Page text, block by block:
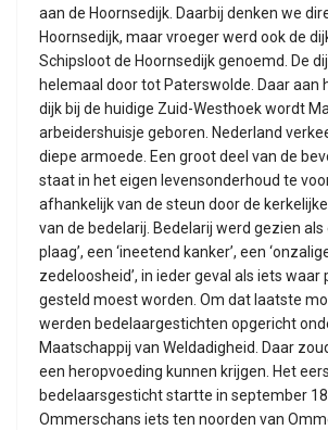
aan de Hoornsedijk. Daarbij denken we
Hoornsedijk, maar vroeger werd ook de
Schipsloot de Hoornsedijk genoemd. De
helemaal door tot Paterswolde. Daar aan
dijk bij de huidige Zuid-Westhoek wordt
arbeidershuisje geboren. Nederland
diepe armoede. Een groot deel van de
staat in het eigen levensonderhoud te
afhankelijk van de steun door de
van de bedelarij. Bedelarij werd gezien als
plaag’, een ‘ineetend kanker’, een
zedeloosheid’, in ieder geval als iets waar
gesteld moest worden. Om dat laatste
werden bedelaargestichten opgericht
Maatschappij van Weldadigheid. Daar
een heropvoeding kunnen krijgen. Het
bedelaarsgesticht startte in september
Ommerschans iets ten noorden van